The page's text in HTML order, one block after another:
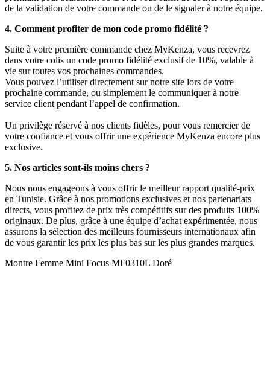
de la validation de votre commande ou de le signaler à notre équipe.
4. Comment profiter de mon code promo fidélité ?
Suite à votre première commande chez MyKenza, vous recevrez
dans votre colis un code promo fidélité exclusif de 10%, valable à
vie sur toutes vos prochaines commandes.
Vous pouvez l’utiliser directement sur notre site lors de votre
prochaine commande, ou simplement le communiquer à notre
service client pendant l’appel de confirmation.
Un privilège réservé à nos clients fidèles, pour vous remercier de
votre confiance et vous offrir une expérience MyKenza encore plus
exclusive.
5. Nos articles sont-ils moins chers ?
Nous nous engageons à vous offrir le meilleur rapport qualité-prix
en Tunisie. Grâce à nos promotions exclusives et nos partenariats
directs, vous profitez de prix très compétitifs sur des produits 100%
originaux. De plus, grâce à une équipe d’achat expérimentée, nous
assurons la sélection des meilleurs fournisseurs internationaux afin
de vous garantir les prix les plus bas sur les plus grandes marques.
Montre Femme Mini Focus MF0310L Doré